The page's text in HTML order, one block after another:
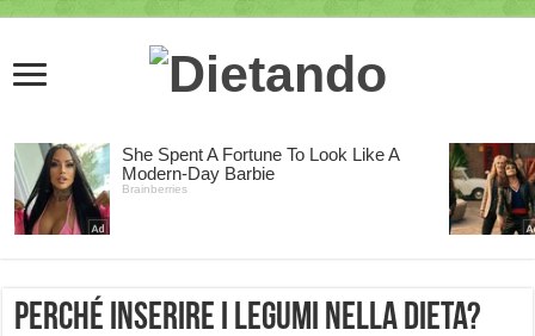
Perché inserire i legumi nella dieta?